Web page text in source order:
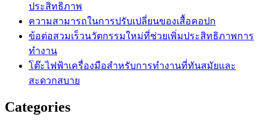
ประสิทธิภาพ
ความสามารถในการปรับเปลี่ยนของเสื้อคอปก
ข้อต่อสวมเร็วนวัตกรรมใหม่ที่ช่วยเพิ่มประสิทธิภาพการ
ทำงาน
โต๊ะไฟฟ้าเครื่องมือสำหรับการทำงานที่ทันสมัยและ
สะดวกสบาย
Categories